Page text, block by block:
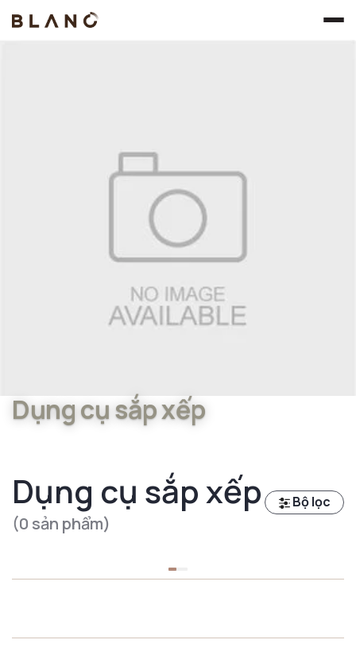
Dụng cụ sắp xếp
Dụng cụ sắp xếp
(0 sản phẩm)
Bộ lọc